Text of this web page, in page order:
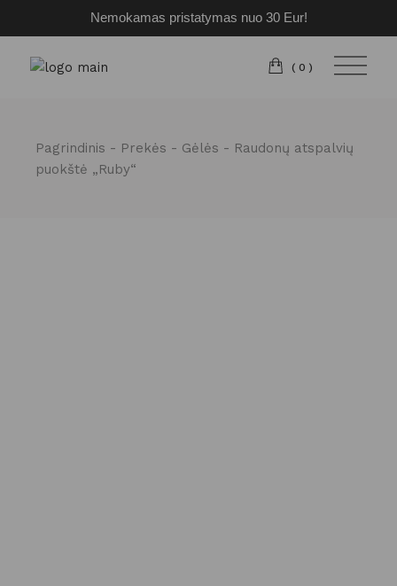
Nemokamas pristatymas nuo 30 Eur!
Pereiti
turinio
(0)
Pagrindinis Prekės Gėlės
Raudonų atspalvių
puokštė „Ruby“